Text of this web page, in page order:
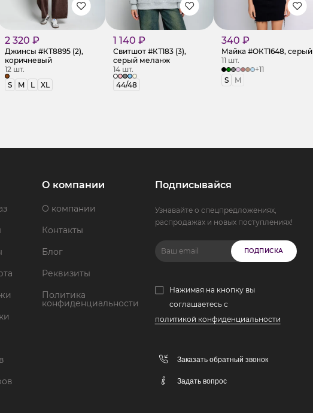
2 320 ₽
Джинсы #КТ8895 (2),
коричневый
12 шт.
S
M L XL
1 140 ₽
Свитшот #КТ183 (3),
серый меланж
14 шт.
44/48
340 ₽
Майка #ОКТ1648, серый
11 шт.
+11
S
M
О компании
О компании
Контакты
Блог
Реквизиты
Политика
конфиденциальности
Подписывайся
Узнавайте о спецпредложениях,
распродажах и новых поступлениях!
ПОДПИСКА
Нажимая на кнопку вы
соглашаетесь с
политикой конфиденциальности
Заказать обратный звонок
Задать вопрос